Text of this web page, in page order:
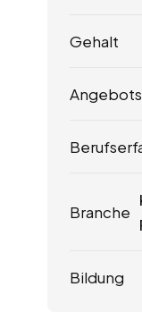
Gehalt
Branche
Bildung